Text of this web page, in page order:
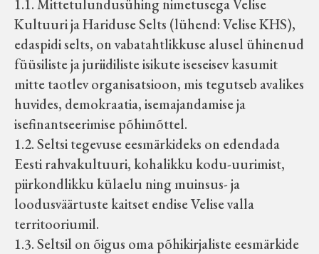
Õpperada
Muud koduloolist Velise mailt
Märjamaa ümbruse valdade
elanike nimekirjad seisuga
15.12.1938
Velise kultuuri ja hariduse selts
Virtuaalnäitused
1.1. Mittetulundusühing nimetusega Velise
Kultuuri ja Hariduse Selts (lühend: Velise KHS),
edaspidi selts, on vabatahtlikkuse alusel ühinenud
füüsiliste ja juriidiliste isikute iseseisev kasumit
mitte taotlev organisatsioon, mis tegutseb avalikes
huvides, demokraatia, isemajandamise ja
isefinantseerimise põhimõttel.
1.2. Seltsi tegevuse eesmärkideks on edendada
Eesti rahvakultuuri, kohalikku kodu-uurimist,
piirkondlikku külaelu ning muinsus- ja
loodusväärtuste kaitset endise Velise valla
territooriumil.
1.3. Seltsil on õigus oma põhikirjaliste eesmärkide